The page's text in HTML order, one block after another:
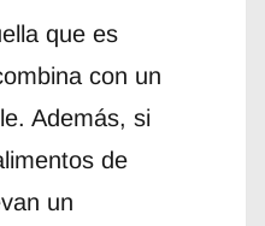
que es
con un
Además, si
de
un